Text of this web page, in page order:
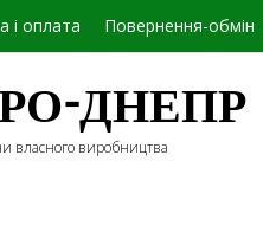
і оплата Повернення-обмін
ДНЕПР
власного виробництва